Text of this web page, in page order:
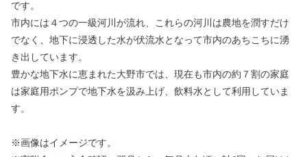
です。
市内には４つの一級河川が流れ、これらの河川は農地を潤すだけ
でなく、地下に浸透した水が伏流水となって市内のあちこちに湧
き出しています。
豊かな地下水に恵まれた大野市では、現在も市内の約７割の家庭
は家庭用ポンプで地下水を汲み上げ、飲料水として利用していま
す。
※画像はイメージです。